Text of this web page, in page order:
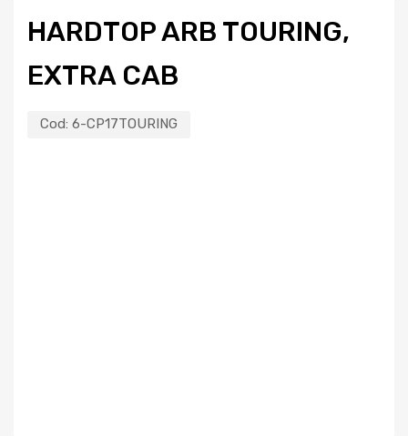
HARDTOP ARB TOURING,
EXTRA CAB
Cod: 6-CP17TOURING